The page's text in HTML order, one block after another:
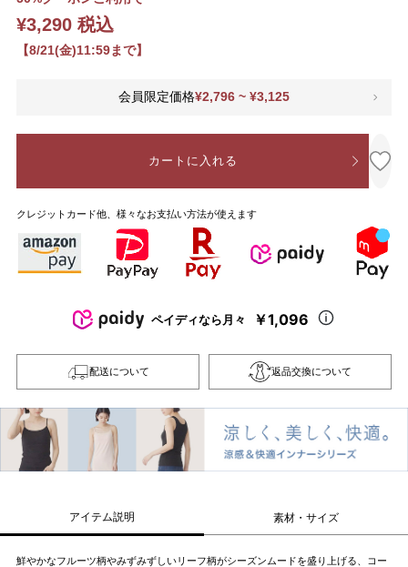
¥3,290 税込
【8/21(金)11:59まで】
会員限定価格¥2,796 ~ ¥3,125
カートに入れる
クレジットカード他、様々なお支払い方法が使えます
ペイディなら月々 ￥1,096
配送について 返品交換について
アイテム説明 素材・サイズ
鮮やかなフルーツ柄やみずみずしいリーフ柄がシーズンムードを盛り上げる、コー